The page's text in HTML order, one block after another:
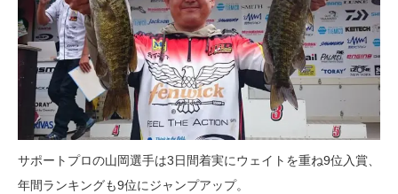
サポートプロの山岡選手は3日間着実にウェイトを重ね9位入賞、
年間ランキングも9位にジャンプアップ。